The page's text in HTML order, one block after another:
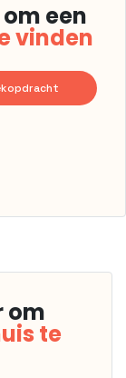
een
vinden
om
te